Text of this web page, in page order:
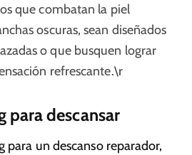
que combatan la piel
oscuras, sean diseñados
o que busquen lograr
refrescante.\r
descansar
para un descanso reparador,